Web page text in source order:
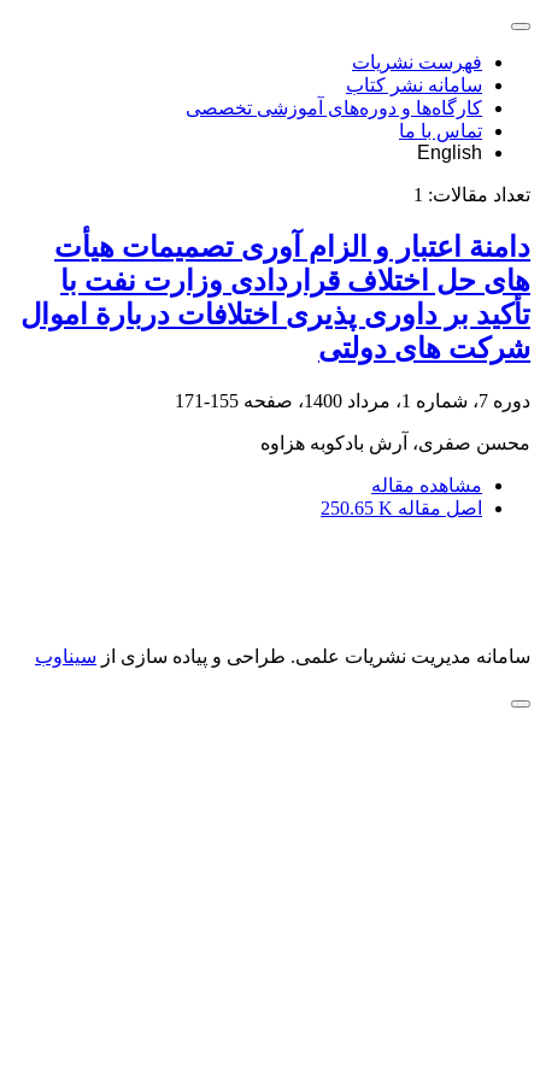
فهرست نشریات
سامانه نشر کتاب
کارگاه‌ها و دوره‌های آموزشی تخصصی
تماس با ما
English
تعداد مقالات: 1
دامنة اعتبار و الزام آوری تصمیمات هیأت
های حل اختلاف قراردادی ‏وزارت نفت با
تأکید بر داوری پذیری اختلافات دربارة اموال‏‏
شرکت های دولتی
دوره 7، شماره 1، مرداد 1400، صفحه 155-171
محسن صفری، آرش بادکوبه هزاوه
مشاهده مقاله
اصل مقاله 250.65 K
سامانه مدیریت نشریات علمی. طراحی و پیاده سازی از سیناوب